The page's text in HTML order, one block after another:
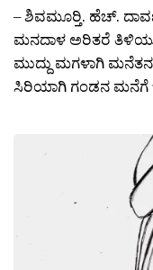
– ಶಿವಮೂರ‍್ತಿ. ಹೆಚ್.
ಮನದಾಳ ಅರಿತರೆ
ಮುದ್ದು ಮಗಳಾಗಿ
ಸಿರಿಯಾಗಿ ಗಂಡನ ಮನೆಗೆ